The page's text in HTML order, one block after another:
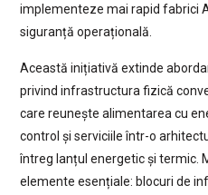
implementeze mai rapid fabrici
siguranță operațională.
Această inițiativă extinde
privind infrastructura fizică
care reunește alimentarea cu
control și serviciile într-o
întreg lanțul energetic și termic.
elemente esențiale: blocuri de